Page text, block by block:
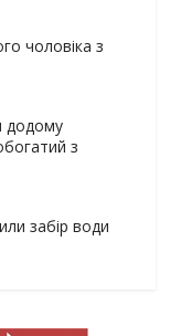
чоловіка з
додому
з
забір води